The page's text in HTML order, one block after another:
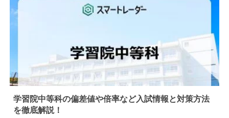
学習院中等科の偏差値や倍率など入試情報と対策方法
を徹底解説！